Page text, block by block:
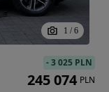
1 / 6
-3 025 PLN
245 074 PLN